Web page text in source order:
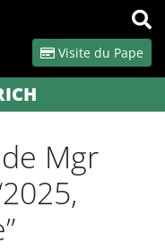
Visite du Pape
Mgr